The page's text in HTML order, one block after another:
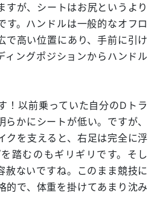
すが、シートはお尻というより
す。ハンドルは一般的なオフロ
で高い位置にあり、手前に引け
ィングポジションからハンドル
！以前乗っていた自分のDトラ
らかにシートが低い。ですが、
クを支えると、右足は完全に浮
踏むのもギリギリです。そし
赦ないですね。このまま競技に
的で、体重を掛けてあまり沈み